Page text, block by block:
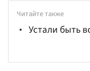
Читайте также
Устали быть